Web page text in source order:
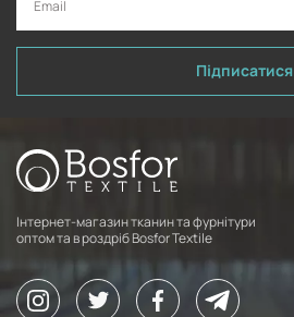
Підписатися
Інтернет-магазин тканин та фурнітури
оптом та в роздріб Bosfor Textile